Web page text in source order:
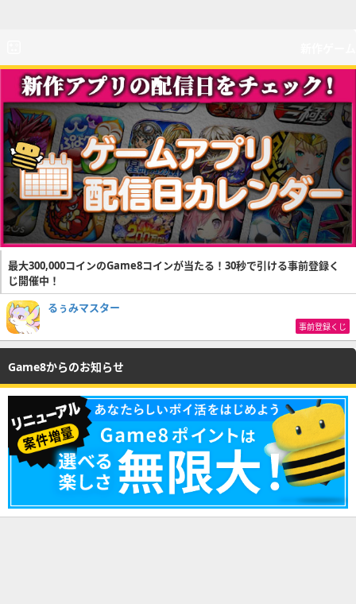
最大300,000コインのGame8コインが当たる！30秒で引ける事前登録く
じ開催中！
るぅみマスター
事前登録くじ
Game8からのお知らせ